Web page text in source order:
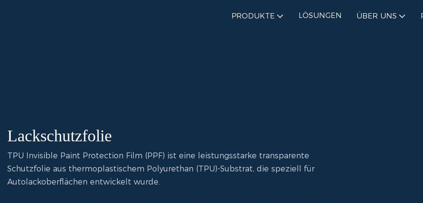
PRODUKTE LÖSUNGEN ÜBER UNS
Lackschutzfolie
TPU Invisible Paint Protection Film (PPF) ist eine leistungsstarke transparente
Schutzfolie aus thermoplastischem Polyurethan (TPU)-Substrat, die speziell für
Autolackoberflächen entwickelt wurde.